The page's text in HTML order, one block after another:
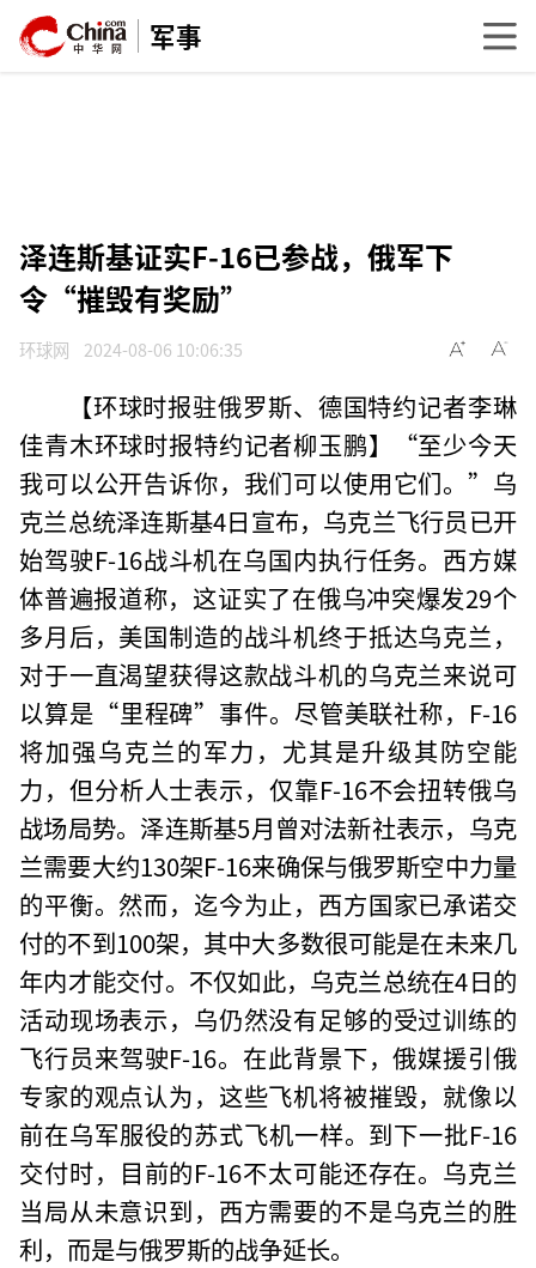
军事
泽连斯基证实F-16已参战，俄军下
令“摧毁有奖励”
环球网 2024-08-06 10:06:35
【环球时报驻俄罗斯、德国特约记者李琳
佳青木环球时报特约记者柳玉鹏】“至少今天
我可以公开告诉你，我们可以使用它们。”乌
克兰总统泽连斯基4日宣布，乌克兰飞行员已开
始驾驶F-16战斗机在乌国内执行任务。西方媒
体普遍报道称，这证实了在俄乌冲突爆发29个
多月后，美国制造的战斗机终于抵达乌克兰，
对于一直渴望获得这款战斗机的乌克兰来说可
以算是“里程碑”事件。尽管美联社称，F-16
将加强乌克兰的军力，尤其是升级其防空能
力，但分析人士表示，仅靠F-16不会扭转俄乌
战场局势。泽连斯基5月曾对法新社表示，乌克
兰需要大约130架F-16来确保与俄罗斯空中力量
的平衡。然而，迄今为止，西方国家已承诺交
付的不到100架，其中大多数很可能是在未来几
年内才能交付。不仅如此，乌克兰总统在4日的
活动现场表示，乌仍然没有足够的受过训练的
飞行员来驾驶F-16。在此背景下，俄媒援引俄
专家的观点认为，这些飞机将被摧毁，就像以
前在乌军服役的苏式飞机一样。到下一批F-16
交付时，目前的F-16不太可能还存在。乌克兰
当局从未意识到，西方需要的不是乌克兰的胜
利，而是与俄罗斯的战争延长。